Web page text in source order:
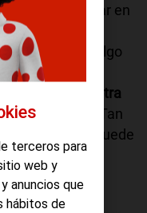
en un lugar en
ya van
no la hay, es algo
a este
movernos a otra
de conexión. Tan
de que esto puede
una
terceros para
web y
anuncios que
hábitos de